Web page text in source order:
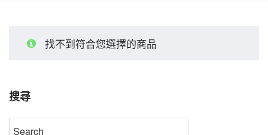
找不到符合您選擇的商品
搜尋